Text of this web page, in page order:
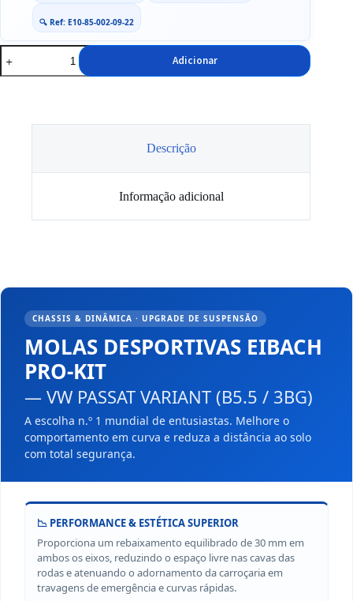
🔍 Ref: E10-85-002-09-22
Quantidade
de
Molas
Adicionar
Descrição
Informação adicional
CHASSIS & DINÂMICA · UPGRADE DE SUSPENSÃO
MOLAS DESPORTIVAS EIBACH
PRO-KIT
— VW PASSAT VARIANT (B5.5 / 3BG)
A escolha n.º 1 mundial de entusiastas. Melhore o
comportamento em curva e reduza a distância ao solo
com total segurança.
📉 PERFORMANCE & ESTÉTICA SUPERIOR
Proporciona um rebaixamento equilibrado de 30 mm em
ambos os eixos, reduzindo o espaço livre nas cavas das
rodas e atenuando o adornamento da carroçaria em
travagens de emergência e curvas rápidas.